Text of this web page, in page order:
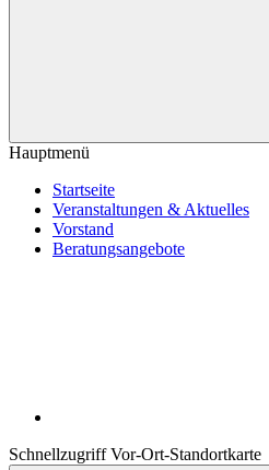
Hauptmenü
Startseite
Veranstaltungen & Aktuelles
Vorstand
Beratungsangebote
Schnellzugriff Vor-Ort-Standortkarte